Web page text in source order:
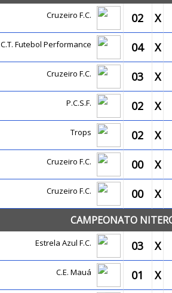
Cruzeiro F.C. 02 X
C.T. Futebol Performance 04 X
Cruzeiro F.C. 03 X
P.C.S.F. 02 X
Trops 02 X
Cruzeiro F.C. 00 X
Cruzeiro F.C. 00 X
CAMPEONATO
Estrela Azul F.C. 03 X
C.E. Mauá 01 X